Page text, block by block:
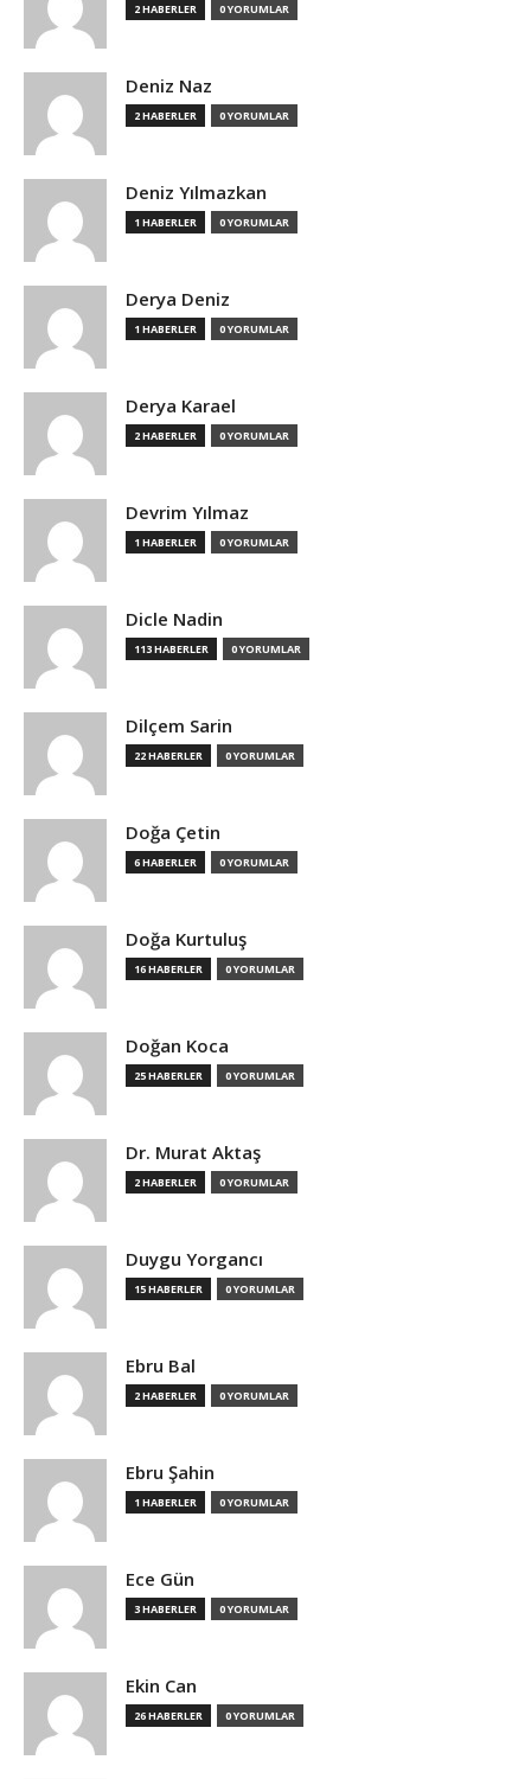
2 HABERLER 0 YORUMLAR
Deniz Naz
2 HABERLER 0 YORUMLAR
Deniz Yılmazkan
1 HABERLER 0 YORUMLAR
Derya Deniz
1 HABERLER 0 YORUMLAR
Derya Karael
2 HABERLER 0 YORUMLAR
Devrim Yılmaz
1 HABERLER 0 YORUMLAR
Dicle Nadin
113 HABERLER 0 YORUMLAR
Dilçem Sarin
22 HABERLER 0 YORUMLAR
Doğa Çetin
6 HABERLER 0 YORUMLAR
Doğa Kurtuluş
16 HABERLER 0 YORUMLAR
Doğan Koca
25 HABERLER 0 YORUMLAR
Dr. Murat Aktaş
2 HABERLER 0 YORUMLAR
Duygu Yorgancı
15 HABERLER 0 YORUMLAR
Ebru Bal
2 HABERLER 0 YORUMLAR
Ebru Şahin
1 HABERLER 0 YORUMLAR
Ece Gün
3 HABERLER 0 YORUMLAR
Ekin Can
26 HABERLER 0 YORUMLAR